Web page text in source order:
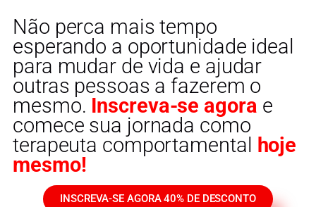
Não perca mais tempo
esperando a oportunidade ideal
para mudar de vida e ajudar
outras pessoas a fazerem o
mesmo. Inscreva-se agora e
comece sua jornada como
terapeuta comportamental
hoje
mesmo!
INSCREVA-SE AGORA 40% DE DESCONTO